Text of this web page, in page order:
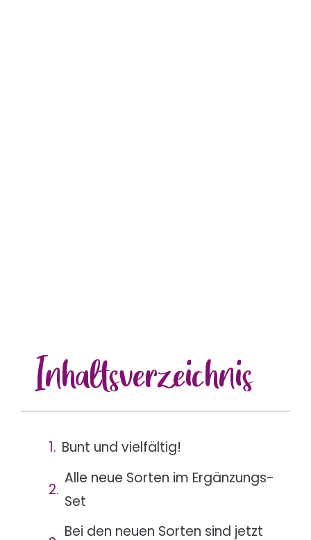
Inhaltsverzeichnis
Bunt und vielfältig!
Alle neue Sorten im Ergänzungs-
Set
Bei den neuen Sorten sind jetzt